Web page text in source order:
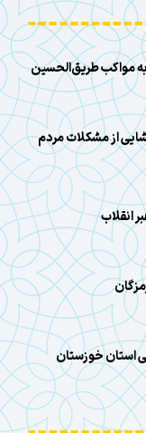
مواکب طریق‌الحسین
از مشکلات مردم
استان خوزستان